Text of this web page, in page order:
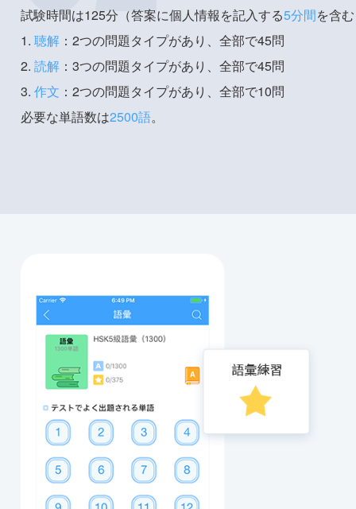
試験時間は125分（答案に個人情報を記入する5分間を含
1. 聴解 ：2つの問題タイプがあり、全部で45問
2. 読解 ：3つの問題タイプがあり、全部で45問
3. 作文 ：2つの問題タイプがあり、全部で10問
必要な単語数は2500語。